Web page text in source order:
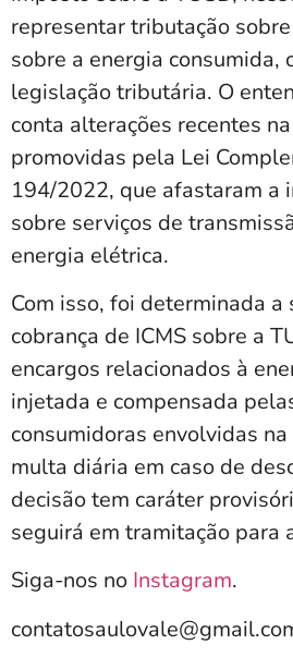
representar tributação
sobre a energia consumida,
legislação tributária. O
conta alterações recentes
promovidas pela Lei
194/2022, que afastaram a
sobre serviços de
energia elétrica.
Com isso, foi determinada a
cobrança de ICMS sobre a
encargos relacionados à
injetada e compensada
consumidoras envolvidas
multa diária em caso de
decisão tem caráter
seguirá em tramitação para
Siga-nos no Instagram.